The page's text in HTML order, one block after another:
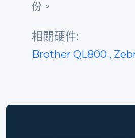
份。
相關硬件:
Brother QL800 ,